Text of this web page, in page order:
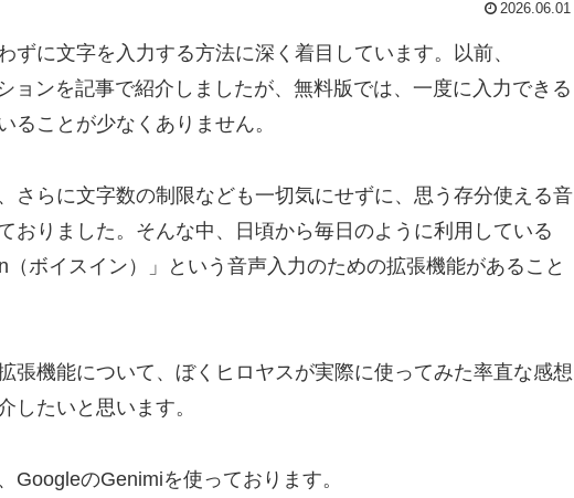
2026.06.01
ずに文字を入力する方法に深く着目しています。以前、
ョンを記事で紹介しましたが、無料版では、一度に入力できる
ることが少なくありません。
さらに文字数の制限なども一切気にせずに、思う存分使える音
おりました。そんな中、日頃から毎日のように利用している
ボイスイン）」という音声入力のための拡張機能があること
張機能について、ぼくヒロヤスが実際に使ってみた率直な感想
したいと思います。
GoogleのGenimiを使っております。